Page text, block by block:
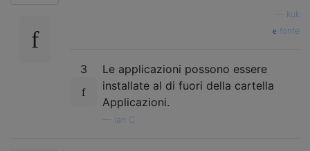
kuk
fonte
3
Le applicazioni possono essere
installate al di fuori della cartella
Applicazioni.
Ian C.